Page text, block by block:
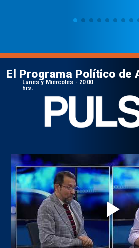
El Programa Político de
Lunes y Miércoles - 20:00
hrs.